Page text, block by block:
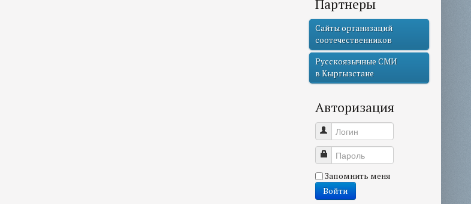
Партнеры
Сайты организаций
соотечественников
Русскоязычные СМИ
в Кыргызстане
Авторизация
Логин
Пароль
Запомнить меня
Войти